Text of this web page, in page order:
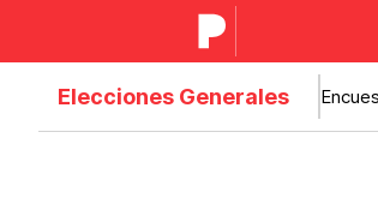
Elecciones Generales